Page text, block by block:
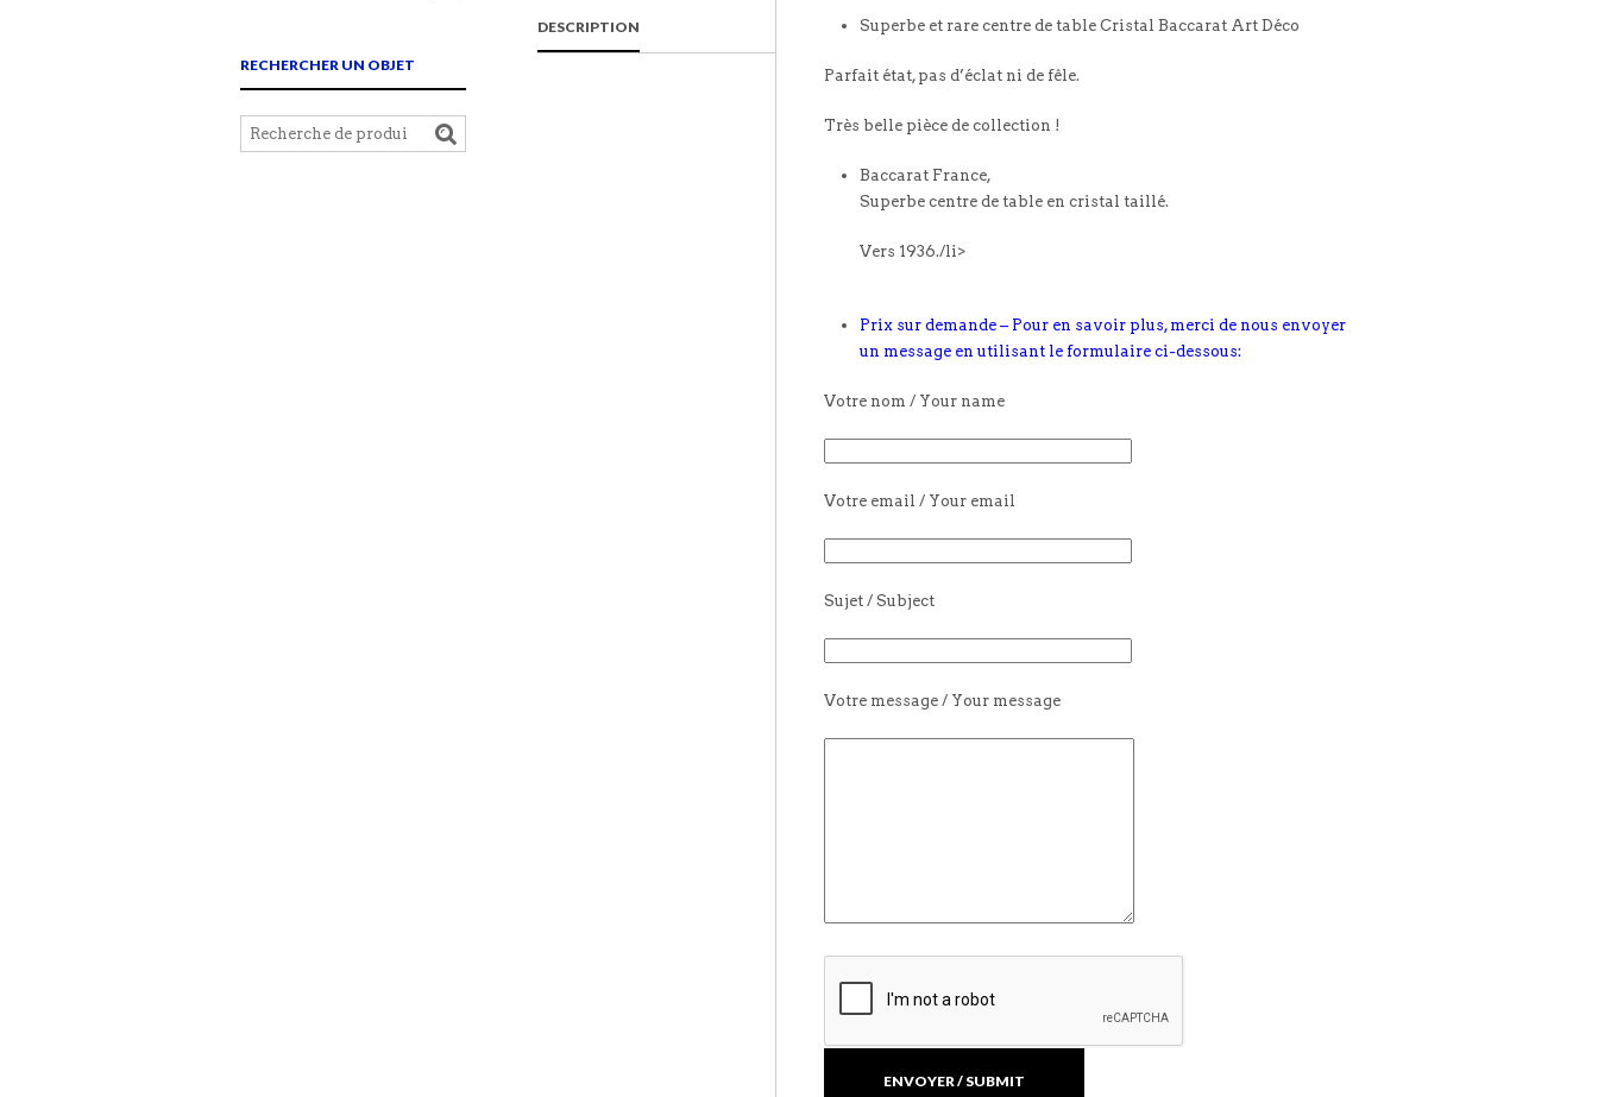
DESCRIPTION Superbe et rare centre de table Cristal Baccarat Art Déco
Parfait état, pas d’éclat ni de fêle.
Très belle pièce de collection !
Baccarat France,
Superbe centre de table en cristal taillé.
Vers 1936./li>
Prix sur demande – Pour en savoir plus, merci de nous envoyer
un message en utilisant le formulaire ci-dessous:
Votre nom / Your name
Votre email / Your email
Sujet / Subject
Votre message / Your message
RECHERCHER UN OBJET